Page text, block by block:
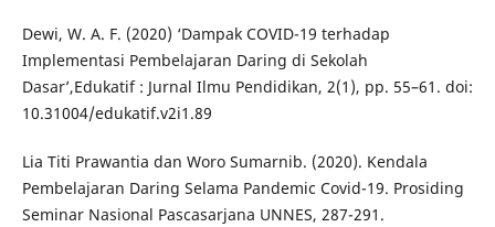
Dewi, W. A. F. (2020) ‘Dampak COVID-19 terhadap
Implementasi Pembelajaran Daring di Sekolah
Dasar’,Edukatif : Jurnal Ilmu Pendidikan, 2(1), pp. 55–61. doi:
10.31004/edukatif.v2i1.89
Lia Titi Prawantia dan Woro Sumarnib. (2020). Kendala
Pembelajaran Daring Selama Pandemic Covid-19. Prosiding
Seminar Nasional Pascasarjana UNNES, 287-291.